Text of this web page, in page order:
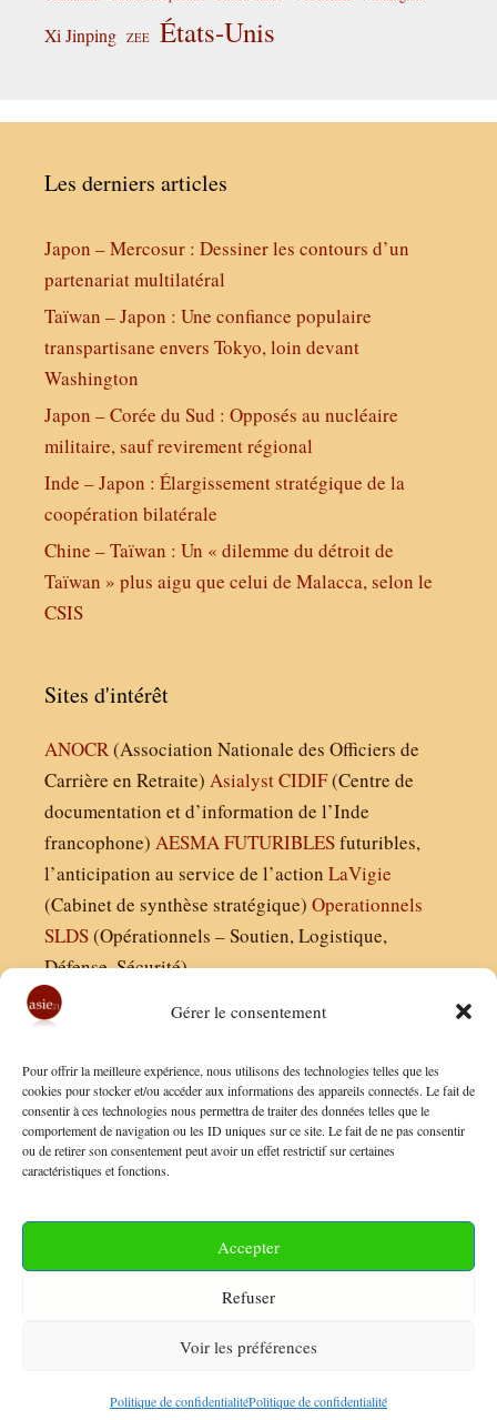
Gérer le consentement
Pour offrir la meilleure expérience, nous utilisons des technologies telles que les
cookies pour stocker et/ou accéder aux informations des appareils connectés. Le fait de
consentir à ces technologies nous permettra de traiter des données telles que le
comportement de navigation ou les ID uniques sur ce site. Le fait de ne pas consentir
ou de retirer son consentement peut avoir un effet restrictif sur certaines
caractéristiques et fonctions.
Accepter
Refuser
Voir les préférences
Politique de confidentialitéPolitique de confidentialité
Xi Jinping ZEE États-Unis
Les derniers articles
Japon – Mercosur : Dessiner les contours d’un
partenariat multilatéral
Taïwan – Japon : Une confiance populaire
transpartisane envers Tokyo, loin devant
Washington
Japon – Corée du Sud : Opposés au nucléaire
militaire, sauf revirement régional
Inde – Japon : Élargissement stratégique de la
coopération bilatérale
Chine – Taïwan : Un « dilemme du détroit de
Taïwan » plus aigu que celui de Malacca, selon le
CSIS
Sites d'intérêt
ANOCR(Association Nationale des Officiers de
Carrière en Retraite) AsialystCIDIF(Centre de
documentation et d’information de l’Inde
francophone) AESMAFUTURIBLESfuturibles,
l’anticipation au service de l’action LaVigie
(Cabinet de synthèse stratégique) Operationnels
SLDS(Opérationnels – Soutien, Logistique,
Défense, Sécurité)
Finaldées EURL
Siège social : 13 avenue Boudon, 75016, Paris
Nous contacter
Conditions Générales de Vente
Politique de Confidentialité
© 2026 Asie21• Construit avec GeneratePress